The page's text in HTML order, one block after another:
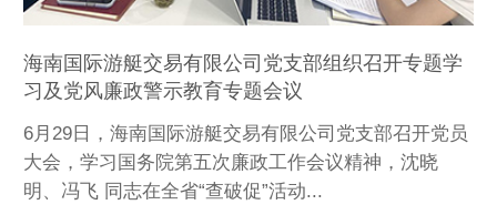
海南国际游艇交易有限公司党支部组织召开专题学
习及党风廉政警示教育专题会议
6月29日，海南国际游艇交易有限公司党支部召开党员
大会，学习国务院第五次廉政工作会议精神，沈晓
明、冯飞 同志在全省“查破促”活动...